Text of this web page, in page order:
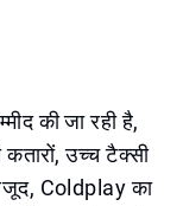
की जा रही है,
उच्च टैक्सी
Coldplay का